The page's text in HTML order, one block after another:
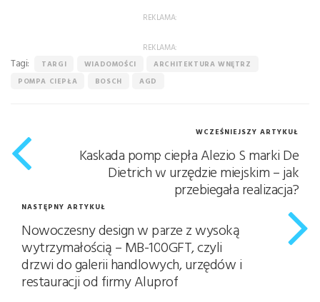
REKLAMA:
REKLAMA:
Tagi: TARGI WIADOMOŚCI
ARCHITEKTURA WNĘTRZ
POMPA CIEPŁA
BOSCH AGD
WCZEŚNIEJSZY ARTYKUŁ
Kaskada pomp ciepła Alezio S marki De
Dietrich w urzędzie miejskim – jak
przebiegała realizacja?
NASTĘPNY ARTYKUŁ
Nowoczesny design w parze z wysoką
wytrzymałością – MB-100GFT, czyli
drzwi do galerii handlowych, urzędów i
restauracji od firmy Aluprof